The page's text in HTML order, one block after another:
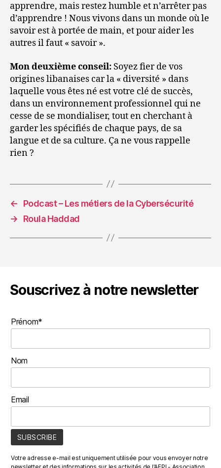
apprendre, mais restez humble et n’arrêter pas
d’apprendre ! Nous vivons dans un monde où le
savoir est à portée de main, et pour aider les
autres il faut « savoir ».
Mon deuxième conseil: Soyez fier de vos
origines libanaises car la « diversité » dans
laquelle vous êtes né est votre clé de succès,
dans un environnement professionnel qui ne
cesse de se mondialiser, tout en cherchant à
garder les spécifiés de chaque pays, de sa
langue et de sa culture. Ça ne vous rappelle
rien ?
←
Podcast – Les métiers de la Cybersécurité
→
Roula Haddad
Souscrivez à notre newsletter
Prénom*
Nom
Email
Votre adresse e-mail est uniquement utilisée pour vous envoyer notre
newsletter et des informations sur les activités de l'AFPI - Association